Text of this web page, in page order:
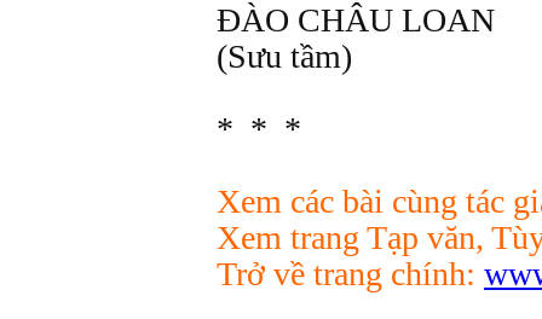
ĐÀO CHÂU LOAN
(Sưu tầm)
* * *
Xem các bài cùng tác
Xem trang Tạp văn,
Trở về trang chính: